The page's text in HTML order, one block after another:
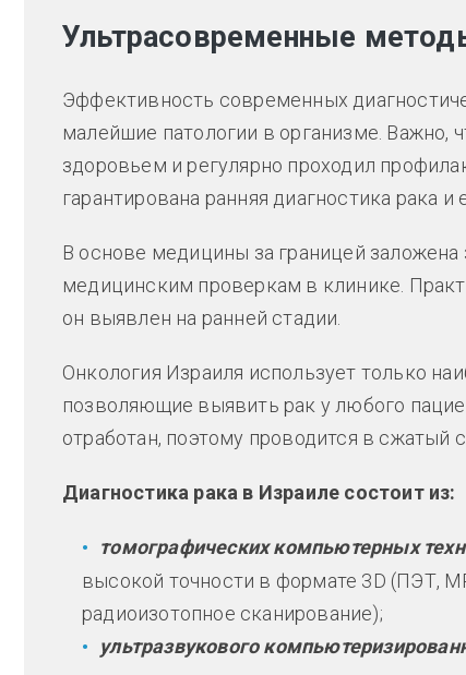
Ультрасовременные
Эффективность современных
малейшие патологии в организме.
здоровьем и регулярно проходил
гарантирована ранняя диагностика рака и
В основе медицины за границей
медицинским проверкам в клинике.
он выявлен на ранней стадии.
Онкология Израиля использует только
позволяющие выявить рак у любого
отработан, поэтому проводится в сжатый
Диагностика рака в Израиле состоит из:
томографических компьютерных
высокой точности в формате 3D (ПЭТ,
радиоизотопное сканирование);
ультразвукового